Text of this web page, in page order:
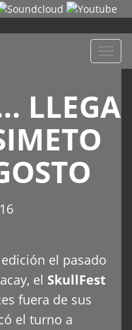
LLEGA
el pasado
el SkullFest
fuera de sus
el turno a